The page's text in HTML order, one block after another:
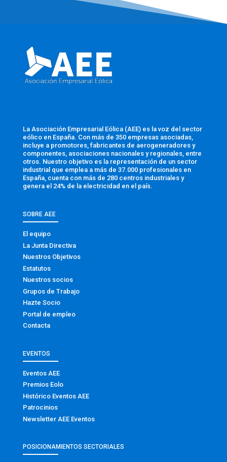
La Asociación Empresarial Eólica (AEE) es la voz del sector
eólico en España. Con más de 350 empresas asociadas,
incluye a promotores, fabricantes de aerogeneradores y
componentes, asociaciones nacionales y regionales, entre
otros. Nuestro objetivo es la representación de un sector
industrial que emplea a más de 37.000 profesionales en
España, cuenta con más de 280 centros industriales y
genera el 24% de la electricidad en el país.
SOBRE AEE
El equipo
La Junta Directiva
Nuestros Objetivos
Estatutos
Nuestros socios
Grupos de Trabajo
Hazte Socio
Portal de empleo
Contacta
EVENTOS
Eventos AEE
Premios Eolo
Histórico Eventos AEE
Patrocinios
Newsletter AEE Eventos
POSICIONAMIENTOS SECTORIALES